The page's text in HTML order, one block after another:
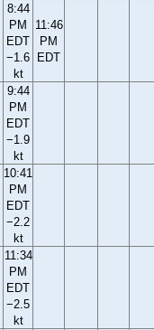
8:44
PM
EDT
−1.6
kt
11:46
PM
EDT
9:44
PM
EDT
−1.9
kt
10:41
PM
EDT
−2.2
kt
11:34
PM
EDT
−2.5
kt